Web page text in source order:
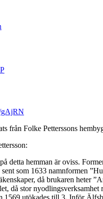
gAjRN
från Folke Petterssons
detta hemman är oviss.
som 1633 namnformen
då brukaren heter
då stor nyodlingsverksamhet
1569 utökades till 3. Inför